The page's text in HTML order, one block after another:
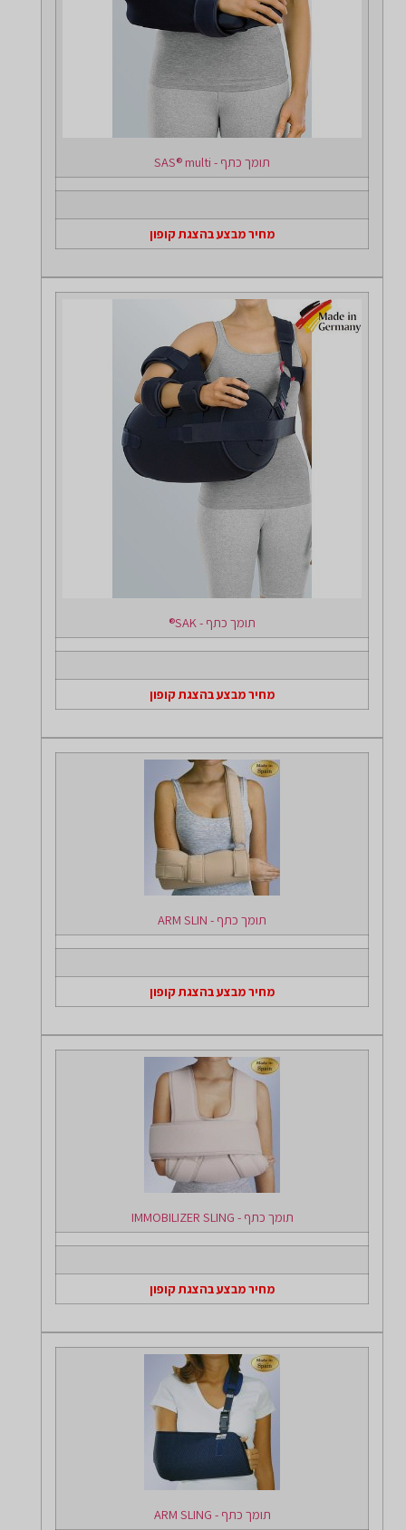
תומך כתף - SAS® multi
מחיר מבצע בהצגת קופון
תומך כתף - SAK®
מחיר מבצע בהצגת קופון
תומך כתף - ARM SLIN
מחיר מבצע בהצגת קופון
תומך כתף - IMMOBILIZER SLING
מחיר מבצע בהצגת קופון
תומך כתף - ARM SLING